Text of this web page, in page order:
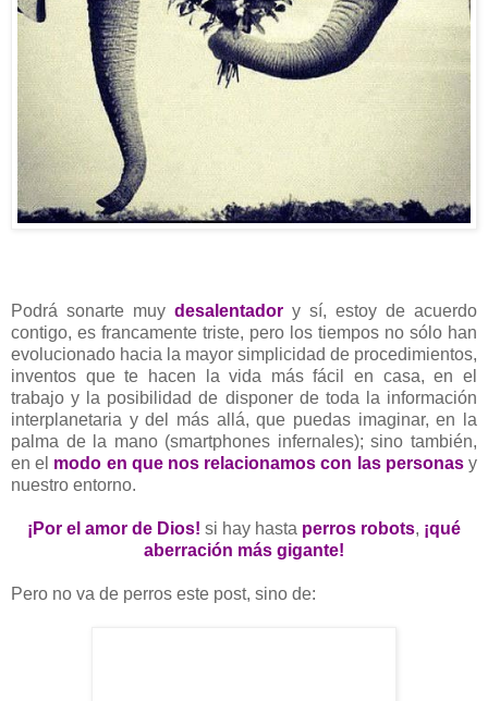
Podrá sonarte muy desalentador y sí, estoy de acuerdo
contigo, es francamente triste, pero los tiempos no sólo han
evolucionado hacia la mayor simplicidad de procedimientos,
inventos que te hacen la vida más fácil en casa, en el
trabajo y la posibilidad de disponer de toda la información
interplanetaria y del más allá, que puedas imaginar, en la
palma de la mano (smartphones infernales);sino también,
en el modo en que nos relacionamos con las personasy
nuestro entorno.
¡Por el amor de Dios! si hay hasta perros robots, ¡qué
aberración más gigante!
Pero no va de perros este post, sino de: